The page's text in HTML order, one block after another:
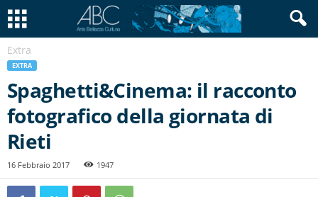
Extra
EXTRA
Spaghetti&Cinema: il racconto
fotografico della giornata di
Rieti
16 Febbraio 2017 1947